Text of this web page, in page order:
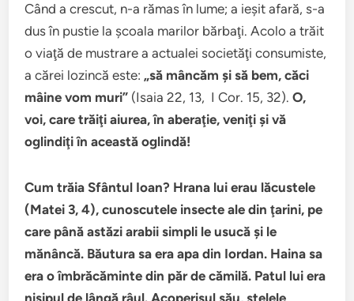
Când a crescut, n-a rămas în lume; a ieşit afară, s-a
dus în pustie la şcoala marilor bărbaţi. Acolo a trăit
o viaţă de mustrare a actualei societăţi consumiste,
a cărei lozincă este:„să mâncăm şi să bem, căci
mâine vom muri” (Isaia 22, 13, I Cor. 15, 32).O,
voi, care trăiţi aiurea, în aberaţie, veniţi şi vă
oglindiţi în această oglindă!
Cum trăia Sfântul Ioan? Hrana lui erau lăcustele
(Matei 3, 4), cunoscutele insecte ale din ţarini, pe
care până astăzi arabii simpli le usucă şi le
mănâncă. Băutura sa era apa din Iordan. Haina sa
era o îmbrăcăminte din păr de cămilă. Patul lui era
nisipul de lângă râul. Acoperişul său, stelele